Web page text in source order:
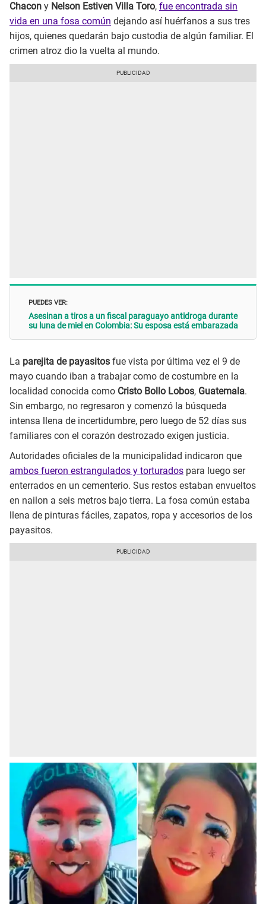
Chacon y Nelson Estiven Villa Toro, fue encontrada sin
vida en una fosa común dejando así huérfanos a sus tres
hijos, quienes quedarán bajo custodia de algún familiar. El
crimen atroz dio la vuelta al mundo.
PUEDES VER:
Asesinan a tiros a un fiscal paraguayo antidroga durante
su luna de miel en Colombia: Su esposa está embarazada
La parejita de payasitos fue vista por última vez el 9 de
mayo cuando iban a trabajar como de costumbre en la
localidad conocida como Cristo Bollo Lobos, Guatemala.
Sin embargo, no regresaron y comenzó la búsqueda
intensa llena de incertidumbre, pero luego de 52 días sus
familiares con el corazón destrozado exigen justicia.
Autoridades oficiales de la municipalidad indicaron que
ambos fueron estrangulados y torturados para luego ser
enterrados en un cementerio. Sus restos estaban envueltos
en nailon a seis metros bajo tierra. La fosa común estaba
llena de pinturas fáciles, zapatos, ropa y accesorios de los
payasitos.